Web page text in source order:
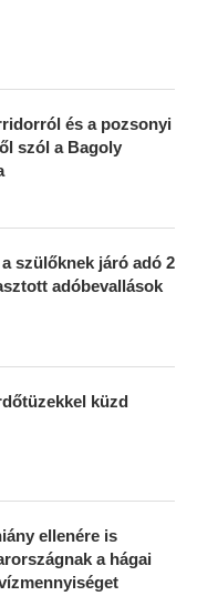
és a pozsonyi
szól a Bagoly
szülőknek járó adó 2
adóbevallások
küzd
ellenére is
a hágai